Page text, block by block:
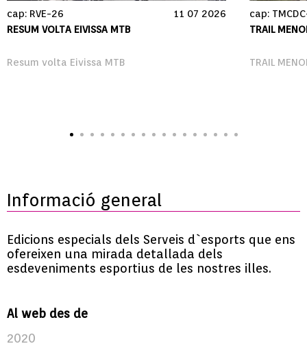
cap: RVE-26
11 07 2026
RESUM VOLTA EIVISSA MTB
Resum volta Eivissa MTB
cap:
TRAIL
TRAIL
Informació general
Edicions especials dels Serveis d`esports que ens
ofereixen una mirada detallada dels
esdeveniments esportius de les nostres illes.
Al web des de
2020